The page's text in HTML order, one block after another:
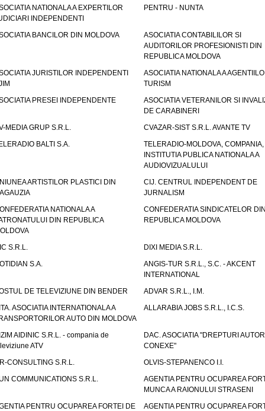
NATIONALA A EXPERTILOR
INDEPENDENTI
PENTRU - NUNTA
BANCILOR DIN MOLDOVA
ASOCIATIA CONTABILILOR SI
AUDITORILOR PROFESIONISTI DIN
REPUBLICA MOLDOVA
JURISTILOR INDEPENDENTI
ASOCIATIA NATIONALA A
TURISM
PRESEI INDEPENDENTE
ASOCIATIA VETERANILOR SI
DE CARABINERI
MEDIA GRUP S.R.L.
CVAZAR-SIST S.R.L. AVANTE TV
BALTI S.A.
TELERADIO-MOLDOVA, COMPANIA,
INSTITUTIA PUBLICA NATIONALA A
AUDIOVIZUALULUI
ARTISTILOR PLASTICI DIN
CIJ. CENTRUL INDEPENDENT DE
JURNALISM
NATIONALA A
DIN REPUBLICA
CONFEDERATIA SINDICATELOR
REPUBLICA MOLDOVA
S.R.L.
DIXI MEDIA S.R.L.
S.A.
ANGIS-TUR S.R.L., S.C. - AKCENT
INTERNATIONAL
DE TELEVIZIUNE DIN BENDER
ADVAR S.R.L., I.M.
ASOCIATIA INTERNATIONALA A
AUTO DIN MOLDOVA
ALLARABIA JOBS S.R.L., I.C.S.
AIDINIC S.R.L. - compania de
ATV
DAC. ASOCIATIA "DREPTURI AUTOR
CONEXE"
CONSULTING S.R.L.
OLVIS-STEPANENCO I.I.
COMMUNICATIONS S.R.L.
AGENTIA PENTRU OCUPAREA
MUNCA A RAIONULUI STRASENI
PENTRU OCUPAREA FORTEI DE
AGENTIA PENTRU OCUPAREA